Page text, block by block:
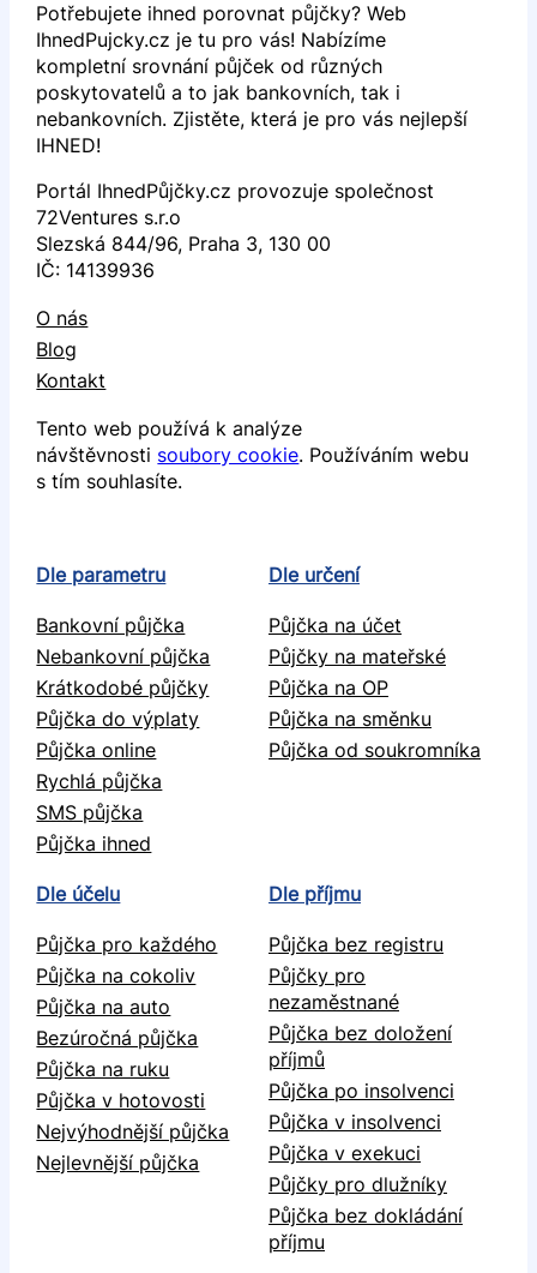
Potřebujete ihned porovnat půjčky? Web
IhnedPujcky.cz je tu pro vás! Nabízíme
kompletní srovnání půjček od různých
poskytovatelů a to jak bankovních, tak i
nebankovních. Zjistěte, která je pro vás nejlepší
IHNED!
Portál IhnedPůjčky.cz provozuje společnost
72Ventures s.r.o
Slezská 844/96, Praha 3, 130 00
IČ: 14139936
O nás
Blog
Kontakt
Tento web používá k analýze
návštěvnosti soubory cookie. Používáním webu
s tím souhlasíte.
Dle parametru
Bankovní půjčka
Nebankovní půjčka
Krátkodobé půjčky
Půjčka do výplaty
Půjčka online
Rychlá půjčka
SMS půjčka
Půjčka ihned
Dle určení
Půjčka na účet
Půjčky na mateřské
Půjčka na OP
Půjčka na směnku
Půjčka od soukromníka
Dle účelu
Půjčka pro každého
Půjčka na cokoliv
Půjčka na auto
Bezúročná půjčka
Půjčka na ruku
Půjčka v hotovosti
Nejvýhodnější půjčka
Nejlevnější půjčka
Dle příjmu
Půjčka bez registru
Půjčky pro
nezaměstnané
Půjčka bez doložení
příjmů
Půjčka po insolvenci
Půjčka v insolvenci
Půjčka v exekuci
Půjčky pro dlužníky
Půjčka bez dokládání
příjmu